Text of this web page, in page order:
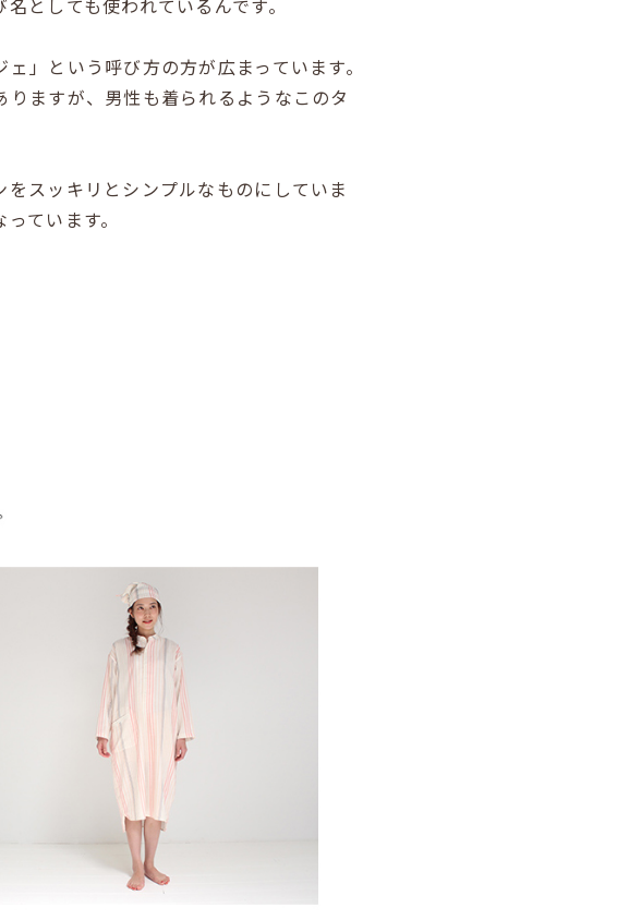
」という呼び方の方が広まっています。
ますが、男性も着られるようなこのタ
スッキリとシンプルなものにしていま
ています。